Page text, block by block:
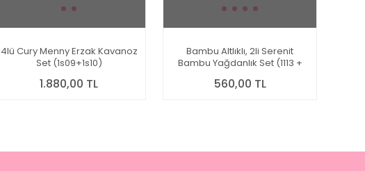
4lü Cury Menny Erzak Kavanoz
Set (1s09+1s10)
1.880,00 TL
Bambu Altlıklı, 2li Serenit
Bambu Yağdanlık Set (1113 +
560,00 TL